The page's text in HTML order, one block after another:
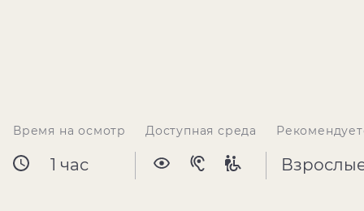
Время на осмотр
1 час
Доступная среда